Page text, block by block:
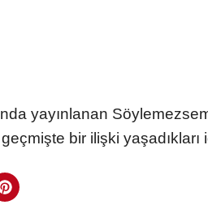
yayınlanan
bir ilişki